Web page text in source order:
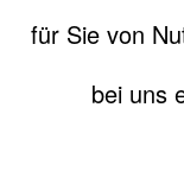
für Sie von
bei uns